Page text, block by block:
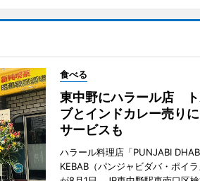
食べる
東中野にハラール店
ブとインドカレー売り
サービスも
ハラール料理店「PUNJABI
KEBAB（パンジャビダバ・ポイラ